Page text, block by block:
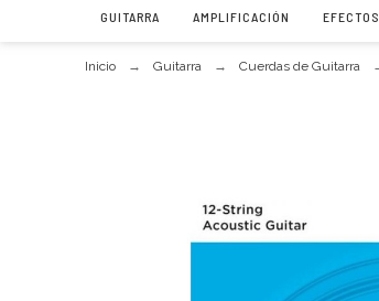
GUITARRA AMPLIFICACIÓN EFECTOS
Inicio Guitarra Cuerdas de Guitarra